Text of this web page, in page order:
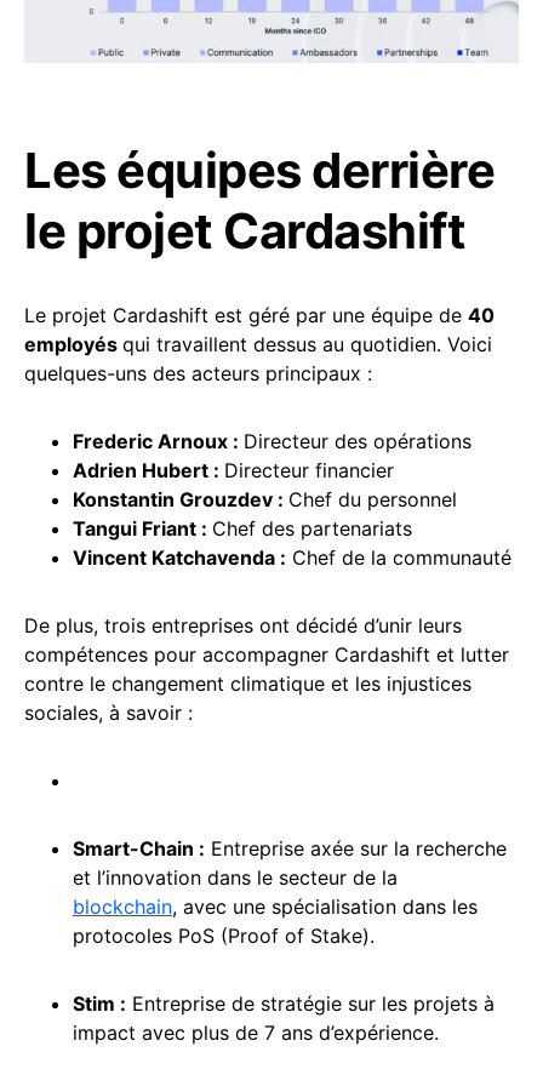
Les équipes derrière
le projet Cardashift
Le projet Cardashift est géré par une équipe de 40
employés qui travaillent dessus au quotidien. Voici
quelques-uns des acteurs principaux :
Frederic Arnoux : Directeur des opérations
Adrien Hubert : Directeur financier
Konstantin Grouzdev : Chef du personnel
Tangui Friant : Chef des partenariats
Vincent Katchavenda : Chef de la communauté
De plus, trois entreprises ont décidé d’unir leurs
compétences pour accompagner Cardashift et lutter
contre le changement climatique et les injustices
sociales, à savoir :
Smart-Chain : Entreprise axée sur la recherche
et l’innovation dans le secteur de la
blockchain, avec une spécialisation dans les
protocoles PoS (Proof of Stake).
Stim : Entreprise de stratégie sur les projets à
impact avec plus de 7 ans d’expérience.